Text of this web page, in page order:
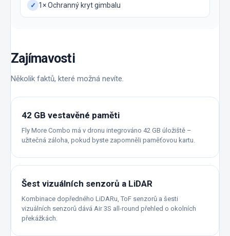
✓ 1× Ochranný kryt gimbalu
Zajímavosti
Několik faktů, které možná nevíte.
42 GB vestavěné paměti
Fly More Combo má v dronu integrováno 42 GB úložiště –
užitečná záloha, pokud byste zapomněli paměťovou kartu.
Šest vizuálních senzorů a LiDAR
Kombinace dopředného LiDARu, ToF senzorů a šesti
vizuálních senzorů dává Air 3S all-round přehled o okolních
překážkách.